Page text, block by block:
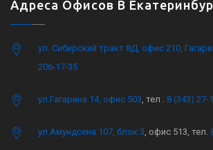
Адреса Офисов В
ул. Сибирский тракт 8Д, офис 210,
206-17-35
ул.Гагарина 14, офис 503 , тел . 8 (343) 27-
ул.Амундсена 107, блок 3 , офис 513, тел.